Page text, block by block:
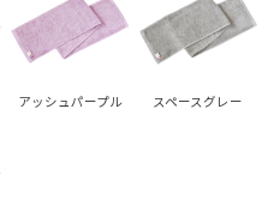
アッシュパープル スペースグレー